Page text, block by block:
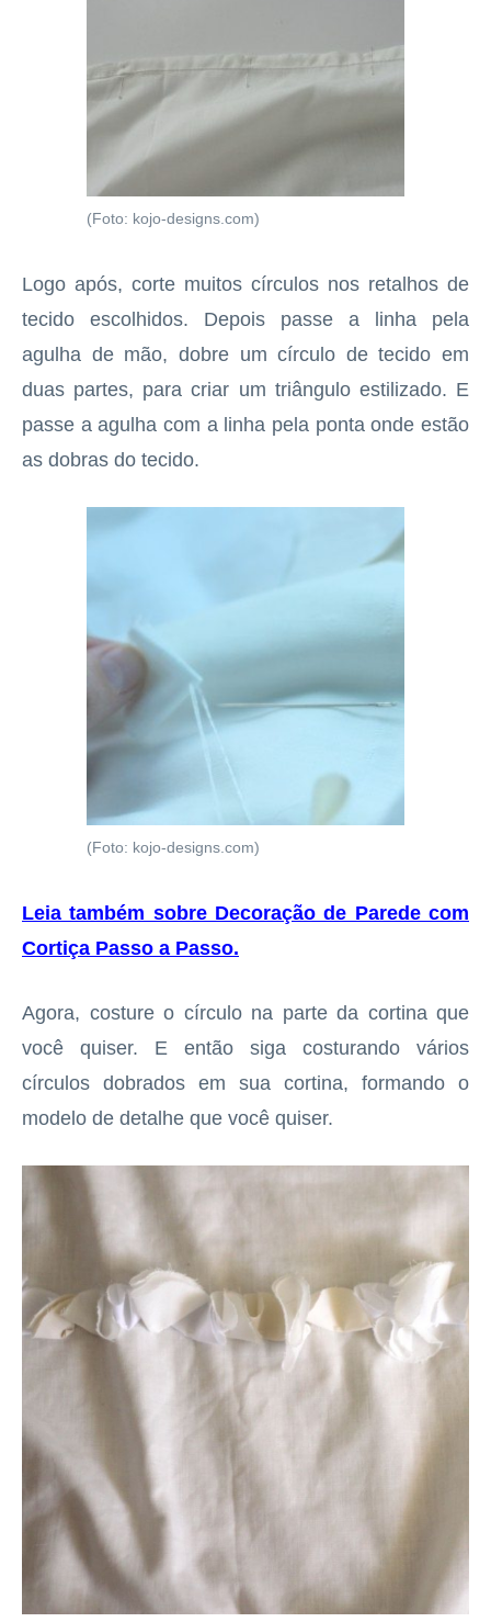
(Foto: kojo-designs.com)
Logo após, corte muitos círculos nos retalhos de
tecido escolhidos. Depois passe a linha pela
agulha de mão, dobre um círculo de tecido em
duas partes, para criar um triângulo estilizado. E
passe a agulha com a linha pela ponta onde estão
as dobras do tecido.
(Foto: kojo-designs.com)
Leia também sobre Decoração de Parede com
Cortiça Passo a Passo.
Agora, costure o círculo na parte da cortina que
você quiser. E então siga costurando vários
círculos dobrados em sua cortina, formando o
modelo de detalhe que você quiser.